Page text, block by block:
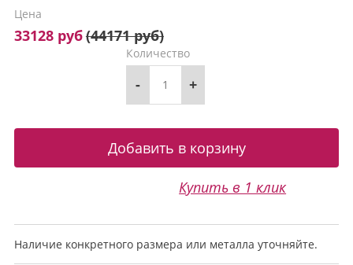
Цена
33128 руб(44171 руб)
Количество
- +
Купить в 1 клик
Наличие конкретного размера или металла уточняйте.